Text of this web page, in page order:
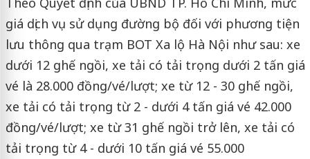
giá dịch vụ sử dụng đường bộ đối với phương tiện
lưu thông qua trạm BOT Xa lộ Hà Nội như sau: xe
dưới 12 ghế ngồi, xe tải có tải trọng dưới 2 tấn giá
vé là 28.000 đồng/vé/lượt; xe từ 12 - 30 ghế ngồi,
xe tải có tải trọng từ 2 - dưới 4 tấn giá vé 42.000
đồng/vé/lượt; xe từ 31 ghế ngồi trở lên, xe tải có
tải trọng từ 4 - dưới 10 tấn giá vé 55.000